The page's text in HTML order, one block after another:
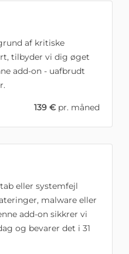
af kritiske
tilbyder vi dig øget
add-on - uafbrudt
139 € pr. måned
eller systemfejl
malware eller
add-on sikkrer vi
og bevarer det i 31